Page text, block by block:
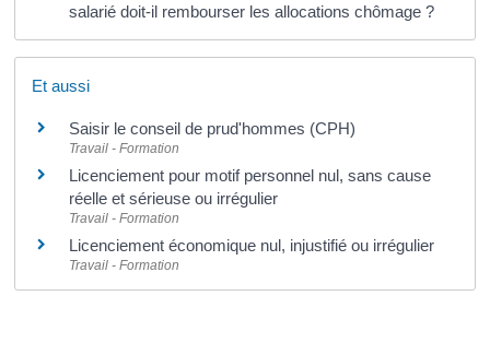
salarié doit-il rembourser les allocations chômage ?
Et aussi
Saisir le conseil de prud'hommes (CPH)
Travail - Formation
Licenciement pour motif personnel nul, sans cause
réelle et sérieuse ou irrégulier
Travail - Formation
Licenciement économique nul, injustifié ou irrégulier
Travail - Formation